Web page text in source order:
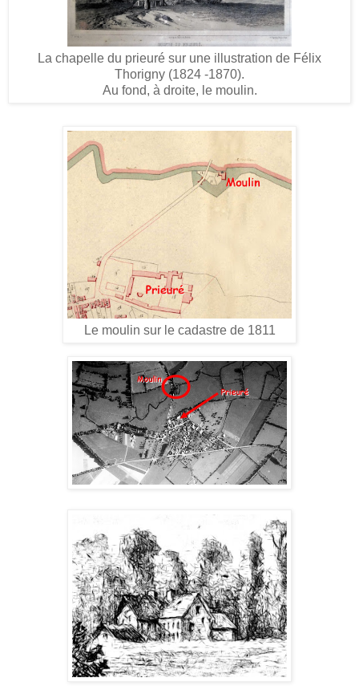
La chapelle du prieuré sur une illustration de Félix
Thorigny (1824 -1870).
Au fond, à droite, le moulin.
Le moulin sur le cadastre de 1811